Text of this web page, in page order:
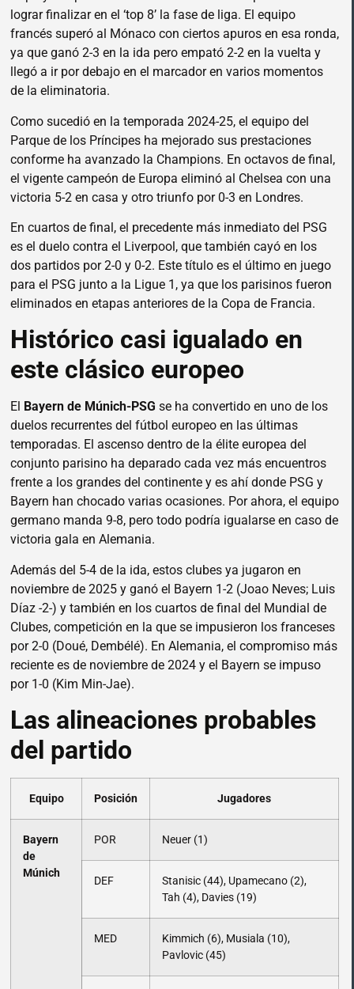
lograr finalizar en el ‘top 8’ la fase de liga. El equipo
francés superó al Mónaco con ciertos apuros en esa ronda,
ya que ganó 2-3 en la ida pero empató 2-2 en la vuelta y
llegó a ir por debajo en el marcador en varios momentos
de la eliminatoria.
Como sucedió en la temporada 2024-25, el equipo del
Parque de los Príncipes ha mejorado sus prestaciones
conforme ha avanzado la Champions. En octavos de final,
el vigente campeón de Europa eliminó al Chelsea con una
victoria 5-2 en casa y otro triunfo por 0-3 en Londres.
En cuartos de final, el precedente más inmediato del PSG
es el duelo contra el Liverpool, que también cayó en los
dos partidos por 2-0 y 0-2. Este título es el último en juego
para el PSG junto a la Ligue 1, ya que los parisinos fueron
eliminados en etapas anteriores de la Copa de Francia.
Histórico casi igualado en
este clásico europeo
El Bayern de Múnich-PSG se ha convertido en uno de los
duelos recurrentes del fútbol europeo en las últimas
temporadas. El ascenso dentro de la élite europea del
conjunto parisino ha deparado cada vez más encuentros
frente a los grandes del continente y es ahí donde PSG y
Bayern han chocado varias ocasiones. Por ahora, el equipo
germano manda 9-8, pero todo podría igualarse en caso de
victoria gala en Alemania.
Además del 5-4 de la ida, estos clubes ya jugaron en
noviembre de 2025 y ganó el Bayern 1-2 (Joao Neves; Luis
Díaz -2-) y también en los cuartos de final del Mundial de
Clubes, competición en la que se impusieron los franceses
por 2-0 (Doué, Dembélé). En Alemania, el compromiso más
reciente es de noviembre de 2024 y el Bayern se impuso
por 1-0 (Kim Min-Jae).
Las alineaciones probables
del partido
Equipo Posición Jugadores
Bayern
de
Múnich
POR Neuer (1)
DEF
Stanisic (44), Upamecano (2),
Tah (4), Davies (19)
MED
Kimmich (6), Musiala (10),
Pavlovic (45)